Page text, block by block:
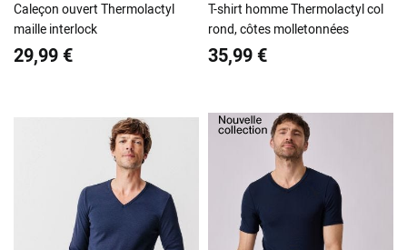
Caleçon ouvert Thermolactyl
maille interlock
29,99 €
T-shirt homme Thermolactyl col
rond, côtes molletonnées
35,99 €